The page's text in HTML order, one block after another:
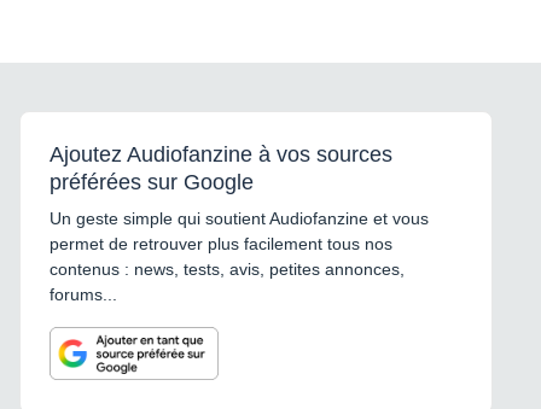
Ajoutez Audiofanzine à vos sources
préférées sur Google
Un geste simple qui soutient Audiofanzine et vous
permet de retrouver plus facilement tous nos
contenus : news, tests, avis, petites annonces,
forums...